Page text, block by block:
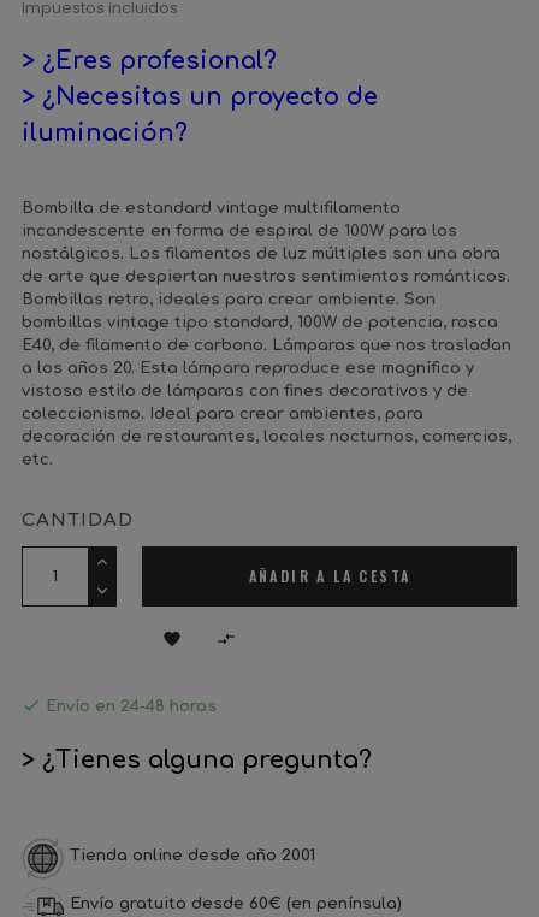
Impuestos incluidos
> ¿Eres profesional?
> ¿Necesitas un proyecto de
iluminación?
Bombilla de estandard vintage multifilamento
incandescente en forma de espiral de 100W para los
nostálgicos. Los filamentos de luz múltiples son una obra
de arte que despiertan nuestros sentimientos románticos.
Bombillas retro, ideales para crear ambiente. Son
bombillas vintage tipo standard, 100W de potencia, rosca
E40, de filamento de carbono. Lámparas que nos trasladan
a los años 20. Esta lámpara reproduce ese magnífico y
vistoso estilo de lámparas con fines decorativos y de
coleccionismo. Ideal para crear ambientes, para
decoración de restaurantes, locales nocturnos, comercios,
etc.
CANTIDAD
AÑADIR A LA CESTA
 
 Envío en 24-48 horas
> ¿Tienes alguna pregunta?
Tienda online desde año 2001
Envío gratuito desde 60€ (en península)